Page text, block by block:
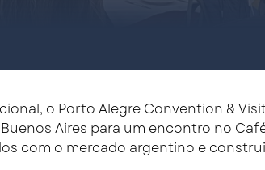
o Porto Alegre Convention &
Aires para um encontro no
com o mercado argentino e